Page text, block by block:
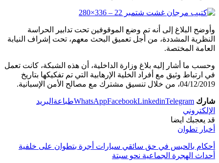
وأوضح البلاغ إلى أنه تم وضع الموقوفين تحت تدابير الحراسة
النظرية المشددة، من أجل تعميق البحث معهم، تحت إشراف النيابة
العامة المختصة.
وحسب ما أشار إليه بلاغ وزارة الداخلية، أن هذه الشبكة، كانت تعمل
في ارتباط وثيق مع أفراد الخلية الإرهابية التي تم تفكيكها بتاريخ
04/12/2019، من خلال تنسيق مشترك مع مصالح الأمن الإسبانية.
شارك WhatsAppFacebookLinkedinTelegram طباعة البريد
الإلكتروني
قد يعجبك ايضا
أخبار تطوان
أحكام بالحبس في حق سائقي سيارات أجرة بتطوان على خلفية
أحداث الهجرة الجماعية نحو سبتة